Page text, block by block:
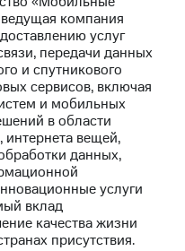
компания
услуг
передачи данных
и спутникового
сервисов, включая
и мобильных
в области
вещей,
данных,
услуги
вклад
качества жизни
присутствия.